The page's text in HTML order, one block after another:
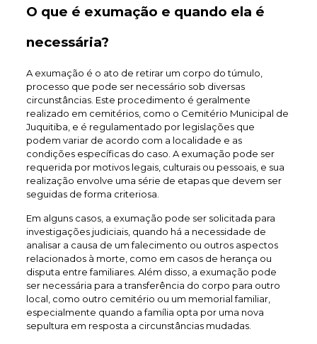
O que é exumação e quando ela é
necessária?
A exumação é o ato de retirar um corpo do túmulo,
processo que pode ser necessário sob diversas
circunstâncias. Este procedimento é geralmente
realizado em cemitérios, como o Cemitério Municipal de
Juquitiba, e é regulamentado por legislações que
podem variar de acordo com a localidade e as
condições específicas do caso. A exumação pode ser
requerida por motivos legais, culturais ou pessoais, e sua
realização envolve uma série de etapas que devem ser
seguidas de forma criteriosa.
Em alguns casos, a exumação pode ser solicitada para
investigações judiciais, quando há a necessidade de
analisar a causa de um falecimento ou outros aspectos
relacionados à morte, como em casos de herança ou
disputa entre familiares. Além disso, a exumação pode
ser necessária para a transferência do corpo para outro
local, como outro cemitério ou um memorial familiar,
especialmente quando a família opta por uma nova
sepultura em resposta a circunstâncias mudadas.